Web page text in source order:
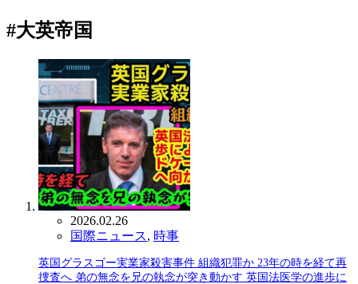
#大英帝国
2026.02.26
国際ニュース, 時事
英国グラスゴー実業家殺害事件 組織犯罪か 23年の時を経て再
捜査へ 弟の無念を兄の執念が突き動かす 英国法医学の進歩に